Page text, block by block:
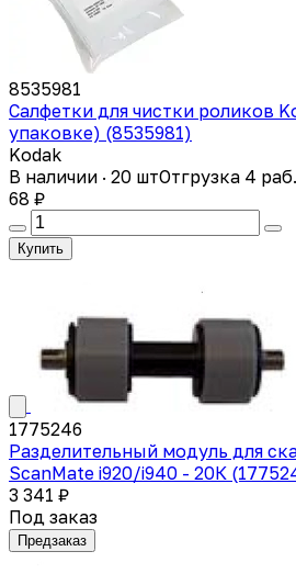
8535981
Салфетки для чистки роликов
упаковке) (8535981)
Kodak
В наличии · 20 штОтгрузка 4
68 ₽
Купить
1775246
Разделительный модуль для
ScanMate i920/i940 - 20К
3 341 ₽
Под заказ
Предзаказ